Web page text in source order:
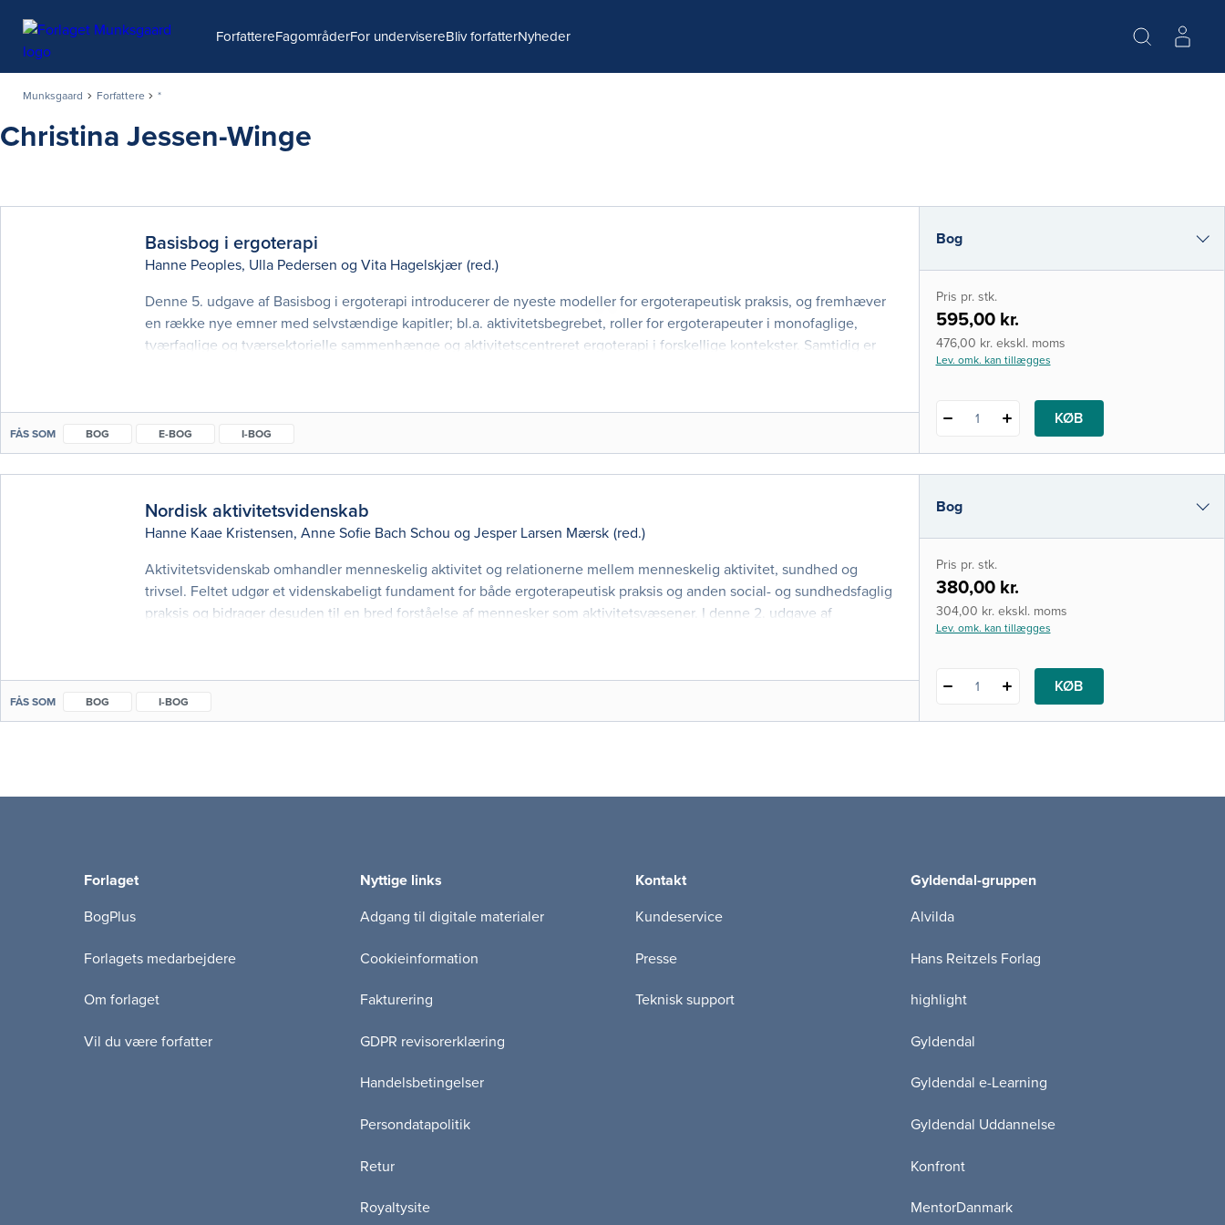
ForfattereFagområderFor undervisereBliv forfatterNyheder
Munksgaard Forfattere *
Christina Jessen-Winge
Basisbog i ergoterapi
Hanne Peoples, Ulla Pedersen og Vita Hagelskjær (red.)
Denne 5. udgave af Basisbog i ergoterapi introducerer de nyeste modeller for ergoterapeutisk praksis, og fremhæver
en række nye emner med selvstændige kapitler; bl.a. aktivitetsbegrebet, roller for ergoterapeuter i monofaglige,
tværfaglige og tværsektorielle sammenhænge og aktivitetscentreret ergoterapi i forskellige kontekster. Samtidig er
FÅS SOM BOG E-BOG I-BOG
Bog
e-bog
i-bog
Pris pr. stk.
595,00 kr.
476,00 kr. ekskl. moms
Lev. omk. kan tillægges
1 KØB
Nordisk aktivitetsvidenskab
Hanne Kaae Kristensen, Anne Sofie Bach Schou og Jesper Larsen Mærsk (red.)
Aktivitetsvidenskab omhandler menneskelig aktivitet og relationerne mellem menneskelig aktivitet, sundhed og
trivsel. Feltet udgør et videnskabeligt fundament for både ergoterapeutisk praksis og anden social- og sundhedsfaglig
praksis og bidrager desuden til en bred forståelse af mennesker som aktivitetsvæsener. I denne 2. udgave af
FÅS SOM BOG I-BOG
Bog
i-bog
Pris pr. stk.
380,00 kr.
304,00 kr. ekskl. moms
Lev. omk. kan tillægges
1 KØB
Forlaget
BogPlus
Forlagets medarbejdere
Om forlaget
Vil du være forfatter
Nyttige links
Adgang til digitale materialer
Cookieinformation
Fakturering
GDPR revisorerklæring
Handelsbetingelser
Persondatapolitik
Retur
Royaltysite
Kontakt
Kundeservice
Presse
Teknisk support
Gyldendal-gruppen
Alvilda
Hans Reitzels Forlag
highlight
Gyldendal
Gyldendal e-Learning
Gyldendal Uddannelse
Konfront
MentorDanmark